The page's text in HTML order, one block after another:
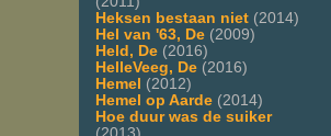
Heksen bestaan niet (2014)
Hel van '63, De (2009)
Held, De (2016)
HelleVeeg, De (2016)
Hemel (2012)
Hemel op Aarde (2014)
Hoe duur was de suiker